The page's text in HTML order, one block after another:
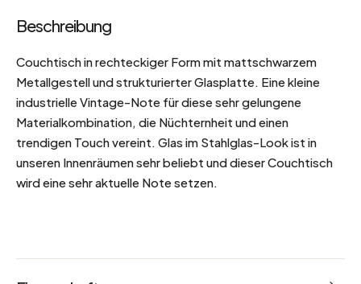
Beschreibung
Couchtisch in rechteckiger Form mit mattschwarzem
Metallgestell und strukturierter Glasplatte. Eine kleine
industrielle Vintage-Note für diese sehr gelungene
Materialkombination, die Nüchternheit und einen
trendigen Touch vereint. Glas im Stahlglas-Look ist in
unseren Innenräumen sehr beliebt und dieser Couchtisch
wird eine sehr aktuelle Note setzen.